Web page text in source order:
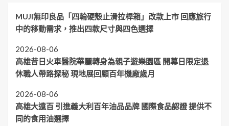
MUJI無印良品「四輪硬殼止滑拉桿箱」改款上市 回應旅行
中的移動需求，推出四款尺寸與四色選擇
2026-08-06
高雄昔日火車醫院華麗轉身為親子遊樂園區 開幕日限定退
休職人帶路探秘 現地展回顧百年機廠歲月
2026-08-06
高雄大遠百 引進義大利百年油品品牌 國際食品認證 提供不
同的食用油選擇